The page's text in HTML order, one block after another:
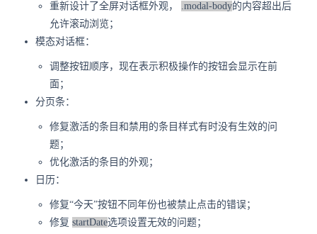
重新设计了全屏对话框外观， .modal-body的内容超出后
允许滚动浏览；
模态对话框：
调整按钮顺序，现在表示积极操作的按钮会显示在前
面；
分页条：
修复激活的条目和禁用的条目样式有时没有生效的问
题；
优化激活的条目的外观；
日历：
修复“今天”按钮不同年份也被禁止点击的错误；
修复 startDate选项设置无效的问题；